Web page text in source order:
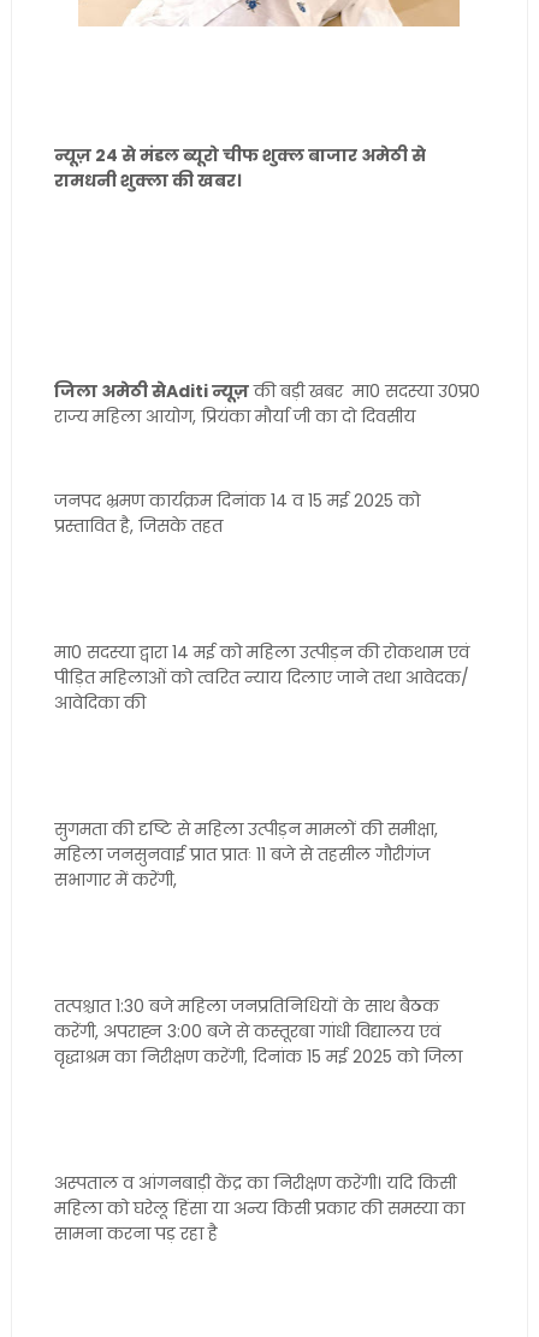
न्यूज़ 24 से मंडल ब्यूरो चीफ शुक्ल बाजार अमेठी से
रामधनी शुक्ला की खबर।
जिला अमेठी सेAditi न्यूज़की बड़ी खबर मा0 सदस्या उ0प्र0
राज्य महिला आयोग, प्रियंका मौर्या जी का दो दिवसीय
जनपद भ्रमण कार्यक्रम दिनांक 14 व 15 मई 2025 को
प्रस्तावित है, जिसके तहत
मा0 सदस्या द्वारा 14 मई को महिला उत्पीड़न की रोकथाम एवं
पीड़ित महिलाओं को त्वरित न्याय दिलाए जाने तथा आवेदक/
आवेदिका की
सुगमता की दृष्टि से महिला उत्पीड़न मामलों की समीक्षा,
महिला जनसुनवाई प्रात प्रातः 11 बजे से तहसील गौरीगंज
सभागार में करेंगी,
तत्पश्चात 1:30 बजे महिला जनप्रतिनिधियों के साथ बैठक
करेंगी, अपराह्न 3:00 बजे से कस्तूरबा गांधी विद्यालय एवं
वृद्धाश्रम का निरीक्षण करेंगी, दिनांक 15 मई 2025 को जिला
अस्पताल व आंगनबाड़ी केंद्र का निरीक्षण करेंगी। यदि किसी
महिला को घरेलू हिंसा या अन्य किसी प्रकार की समस्या का
सामना करना पड़ रहा है